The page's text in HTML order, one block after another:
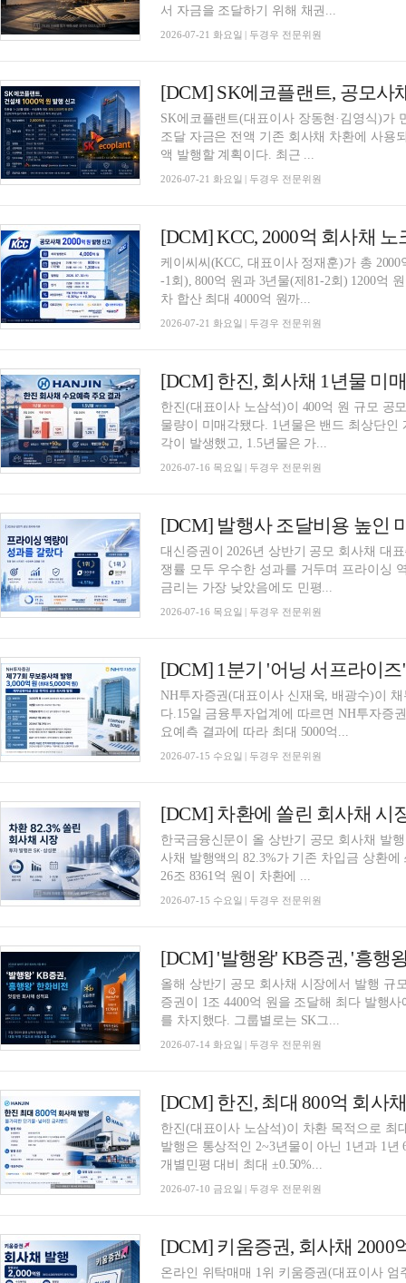
서 자금을 조달하기 위해 채권...
2026-07-21 화요일 | 두경우 전문위원
[DCM] SK에코플랜트, 공모
SK에코플랜트(대표이사 장동현·김영식)가
조달 자금은 전액 기존 회사채 차환에 사용
액 발행할 계획이다. 최근 ...
2026-07-21 화요일 | 두경우 전문위원
[DCM] KCC, 2000억 회사채
케이씨씨(KCC, 대표이사 정재훈)가 총
-1회), 800억 원과 3년물(제81-2회) 1200억
차 합산 최대 4000억 원까...
2026-07-21 화요일 | 두경우 전문위원
[DCM] 한진, 회사채 1년물 미
한진(대표이사 노삼석)이 400억 원 규모 공
물량이 미매각됐다. 1년물은 밴드 최상단인
각이 발생했고, 1.5년물은 가...
2026-07-16 목요일 | 두경우 전문위원
대신증권이 2026년 상반기 공모 회사채 대
쟁률 모두 우수한 성과를 거두며 프라이싱
금리는 가장 낮았음에도 민평...
2026-07-16 목요일 | 두경우 전문위원
[DCM] 1분기 '어닝 서프라이
NH투자증권(대표이사 신재욱, 배광수)이
다.15일 금융투자업계에 따르면 NH투자증
요예측 결과에 따라 최대 5000억...
2026-07-15 수요일 | 두경우 전문위원
한국금융신문이 올 상반기 공모 회사채 발
사채 발행액의 82.3%가 기존 차입금 상환
26조 8361억 원이 차환에 ...
2026-07-15 수요일 | 두경우 전문위원
올해 상반기 공모 회사채 시장에서 발행 규
증권이 1조 4400억 원을 조달해 최다 발행
를 차지했다. 그룹별로는 SK그...
2026-07-14 화요일 | 두경우 전문위원
한진(대표이사 노삼석)이 차환 목적으로 최
발행은 통상적인 2~3년물이 아닌 1년과 1
개별민평 대비 최대 ±0.50%...
2026-07-10 금요일 | 두경우 전문위원
온라인 위탁매매 1위 키움증권(대표이사